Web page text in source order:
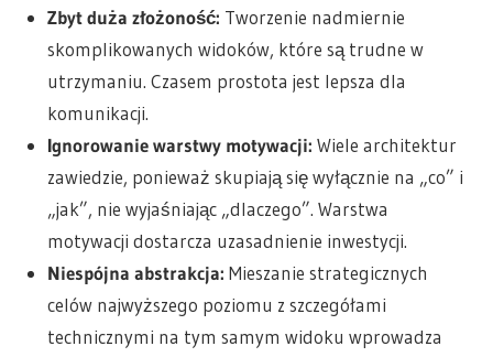
Zbyt duża złożoność: Tworzenie nadmiernie
skomplikowanych widoków, które są trudne w
utrzymaniu. Czasem prostota jest lepsza dla
komunikacji.
Ignorowanie warstwy motywacji: Wiele architektur
zawiedzie, ponieważ skupiają się wyłącznie na „co” i
„jak”, nie wyjaśniając „dlaczego”. Warstwa
motywacji dostarcza uzasadnienie inwestycji.
Niespójna abstrakcja: Mieszanie strategicznych
celów najwyższego poziomu z szczegółami
technicznymi na tym samym widoku wprowadza